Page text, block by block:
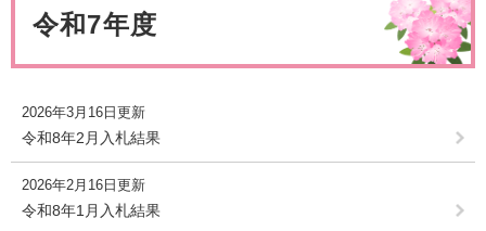
令和7年度
2026年3月16日更新
令和8年2月入札結果
2026年2月16日更新
令和8年1月入札結果